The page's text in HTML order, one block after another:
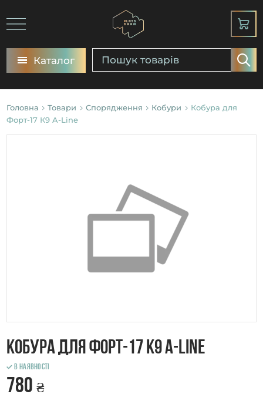
Каталог
Головна Товари Спорядження Кобури
Кобура для
Форт-17 К9 A-Line
Кобура для Форт-17 К9 A-Line
В наявності
780 ₴